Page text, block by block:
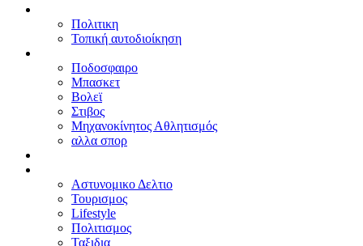
Πολιτικη
Τοπική αυτοδιοίκηση
Ποδοσφαιρο
Μπασκετ
Βολεϊ
Στιβος
Μηχανοκίνητος Αθλητισμός
αλλα σπορ
Αστυνομικο Δελτιο
Τουρισμος
Lifestyle
Πολιτισμος
Ταξιδια